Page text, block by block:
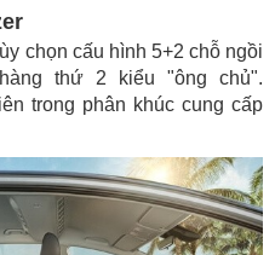
chọn cấu hình 5+2 chỗ ngồi
thứ 2 kiểu "ông chủ".
trong phân khúc cung cấp